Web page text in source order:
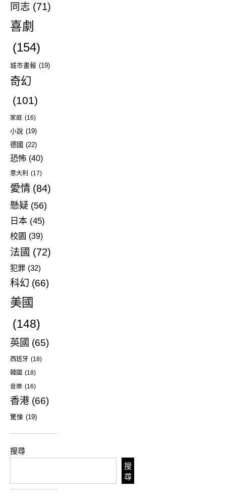
同志 (71)
喜劇
(154)
城市畫報 (19)
奇幻
(101)
家庭 (16)
小說 (19)
德國 (22)
恐怖 (40)
意大利 (17)
愛情 (84)
懸疑 (56)
日本 (45)
校園 (39)
法國 (72)
犯罪 (32)
科幻 (66)
美國
(148)
英國 (65)
西班牙 (18)
韓國 (18)
音樂 (16)
香港 (66)
驚悚 (19)
搜尋
搜
尋